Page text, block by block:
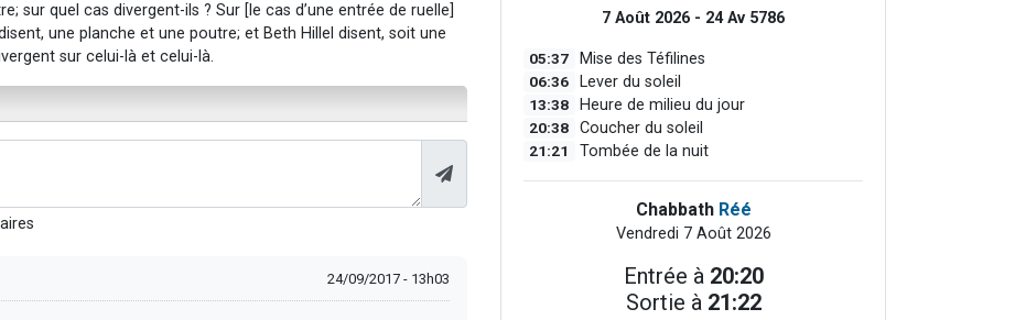
sur quel cas divergent-ils ? Sur [le cas d’une entrée de ruelle]
une planche et une poutre; et Beth Hillel disent, soit une
sur celui-là et celui-là.
24/09/2017 - 13h03
7 Août 2026 - 24 Av 5786
05:37 Mise des Téfilines
06:36 Lever du soleil
13:38 Heure de milieu du jour
20:38 Coucher du soleil
21:21 Tombée de la nuit
Chabbath Réé
Vendredi 7 Août 2026
Entrée à 20:20
Sortie à 21:22